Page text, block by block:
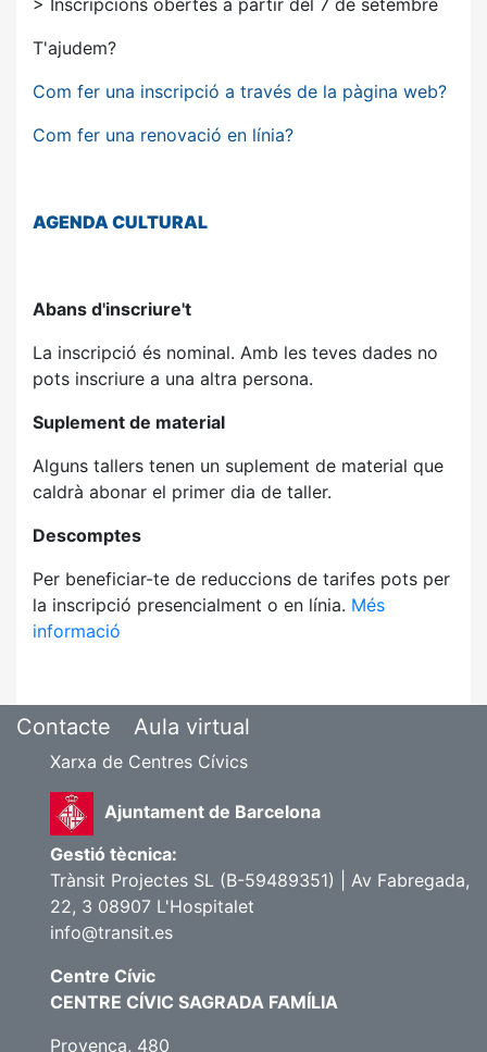
> Inscripcions obertes a partir del 7 de setembre
T'ajudem?
Com fer una inscripció a través de la pàgina web?
Com fer una renovació en línia?
AGENDACULTURAL
Abans d'inscriure't
La inscripció és nominal. Amb les teves dades no
pots inscriure a una altra persona.
Suplement de material
Alguns tallers tenen un suplement de material que
caldrà abonar el primer dia de taller.
Descomptes
Per beneficiar-te de reduccions de tarifes pots per
la inscripció presencialment o en línia. Més
informació
Contacte Aula virtual
Xarxa de Centres Cívics
Ajuntament de Barcelona
Gestió tècnica:
Trànsit Projectes SL (B-59489351) | Av Fabregada,
22, 3 08907 L'Hospitalet
info@transit.es
Centre Cívic
CENTRE CÍVIC SAGRADA FAMÍLIA
Provença, 480